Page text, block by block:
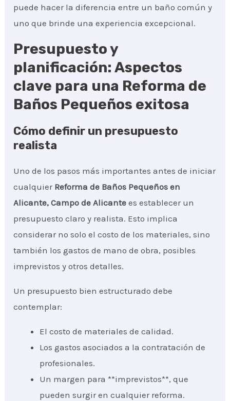
puede hacer la diferencia entre un baño común y
uno que brinde una experiencia excepcional.
Presupuesto y
planificación: Aspectos
clave para una Reforma de
Baños Pequeños exitosa
Cómo definir un presupuesto
realista
Uno de los pasos más importantes antes de iniciar
cualquier Reforma de Baños Pequeños en
Alicante, Campo de Alicantees establecer un
presupuesto claro y realista. Esto implica
considerar no solo el costo de los materiales, sino
también los gastos de mano de obra, posibles
imprevistos y otros detalles.
Un presupuesto bien estructurado debe
contemplar:
El costo de materiales de calidad.
Los gastos asociados a la contratación de
profesionales.
Un margen para **imprevistos**, que
pueden surgir en cualquier reforma.